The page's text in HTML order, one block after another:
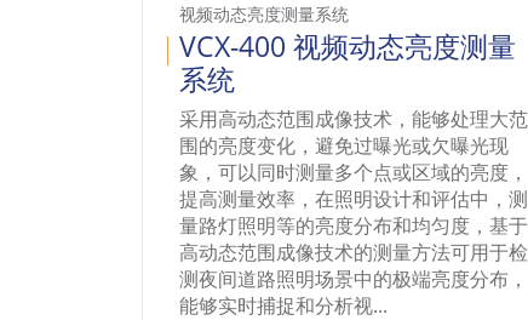
视频动态亮度测量系统
VCX-400 视频动态亮度测量
系统
采用高动态范围成像技术，能够处理大范
围的亮度变化，避免过曝光或欠曝光现
象，可以同时测量多个点或区域的亮度，
提高测量效率，在照明设计和评估中，测
量路灯照明等的亮度分布和均匀度，基于
高动态范围成像技术的测量方法可用于检
测夜间道路照明场景中的极端亮度分布，
能够实时捕捉和分析视...